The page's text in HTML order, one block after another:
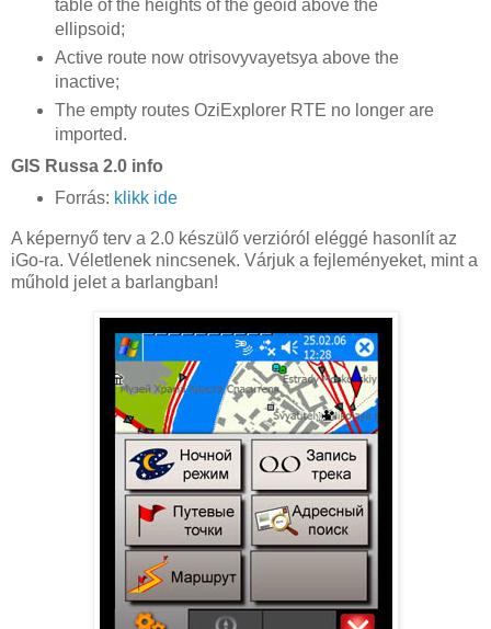
table of the heights of the geoid above the
ellipsoid;
Active route now otrisovyvayetsya above the
inactive;
The empty routes OziExplorer RTE no longer are
imported.
GIS Russa 2.0 info
Forrás: klikk ide
A képernyő terv a 2.0 készülő verzióról eléggé hasonlít az
iGo-ra. Véletlenek nincsenek. Várjuk a fejleményeket, mint a
műhold jelet a barlangban!